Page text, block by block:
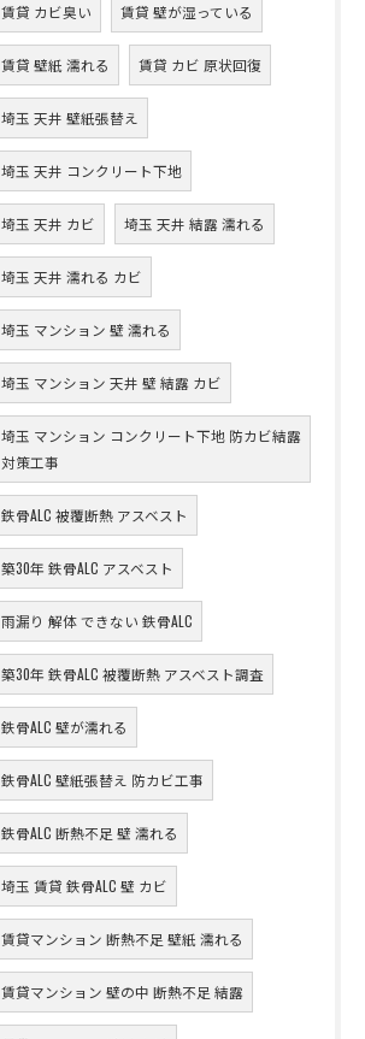
賃貸 カビ臭い 賃貸 壁が湿っている
賃貸 壁紙 濡れる 賃貸 カビ 原状回復
埼玉 天井 壁紙張替え
埼玉 天井 コンクリート下地
埼玉 天井 カビ 埼玉 天井 結露 濡れる
埼玉 天井 濡れる カビ
埼玉 マンション 壁 濡れる
埼玉 マンション 天井 壁 結露 カビ
埼玉 マンション コンクリート下地 防カビ結露
対策工事
鉄骨ALC 被覆断熱 アスベスト
築30年 鉄骨ALC アスベスト
雨漏り 解体 できない 鉄骨ALC
築30年 鉄骨ALC 被覆断熱 アスベスト調査
鉄骨ALC 壁が濡れる
鉄骨ALC 壁紙張替え 防カビ工事
鉄骨ALC 断熱不足 壁 濡れる
埼玉 賃貸 鉄骨ALC 壁 カビ
賃貸マンション 断熱不足 壁紙 濡れる
賃貸マンション 壁の中 断熱不足 結露